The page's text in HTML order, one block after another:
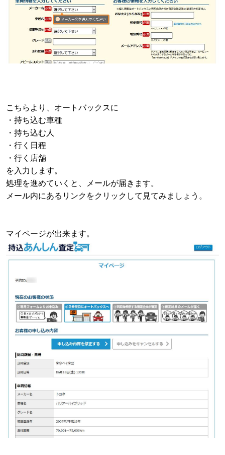
こちらより、オートバックスに
・持ち込む車種
・持ち込む人
・行く日程
・行く店舗
を入力します。
処理を進めていくと、メールが届きます。
メール内にあるリンクをクリックして見てみましょう。
マイページが出来ます。